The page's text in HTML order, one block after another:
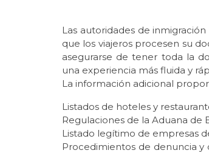
Las autoridades de
que los viajeros procesen su
asegurarse de tener toda la
una experiencia más fluida y
La información adicional
Listados de hoteles y
Regulaciones de la Aduana de
Listado legítimo de empresas
Procedimientos de denuncia y